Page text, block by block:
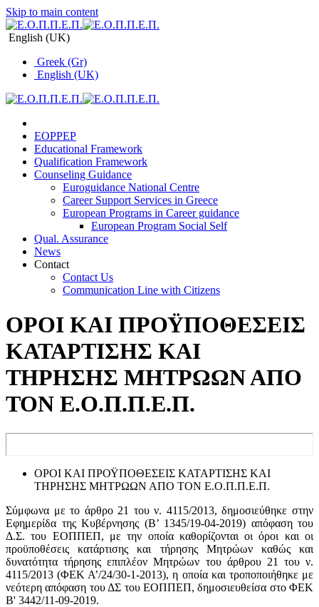
Skip to main content
English (UK)
Greek (Gr)
English (UK)
EOPPEP
Educational Framework
Qualification Framework
Counseling Guidance
Euroguidance National Centre
Career Support Services in Greece
Εuropean Programs in Career guidance
Εuropean Program Social Self
Qual. Assurance
News
Contact
Contact Us
Communication Line with Citizens
ΟΡΟΙ ΚΑΙ ΠΡΟΫΠΟΘΕΣΕΙΣ
ΚΑΤΑΡΤΙΣΗΣ ΚΑΙ
ΤΗΡΗΣΗΣ ΜΗΤΡΩΩΝ ΑΠΟ
ΤΟΝ Ε.Ο.Π.Π.Ε.Π.
ΟΡΟΙ ΚΑΙ ΠΡΟΫΠΟΘΕΣΕΙΣ ΚΑΤΑΡΤΙΣΗΣ ΚΑΙ
ΤΗΡΗΣΗΣ ΜΗΤΡΩΩΝ ΑΠΟ ΤΟΝ Ε.Ο.Π.Π.Ε.Π.
Σύμφωνα με το άρθρο 21 του ν. 4115/2013, δημοσιεύθηκε στην
Εφημερίδα της Κυβέρνησης (Β’ 1345/19-04-2019) απόφαση του
Δ.Σ. του ΕΟΠΠΕΠ, με την οποία καθορίζονται οι όροι και οι
προϋποθέσεις κατάρτισης και τήρησης Μητρώων καθώς και
δυνατότητα τήρησης επιπλέον Μητρώων του άρθρου 21 του ν.
4115/2013 (ΦΕΚ Α’/24/30-1-2013), η οποία και τροποποιήθηκε με
νεότερη απόφαση του ΔΣ του ΕΟΠΠΕΠ, δημοσιευθείσα στο ΦΕΚ
Β' 3442/11-09-2019.